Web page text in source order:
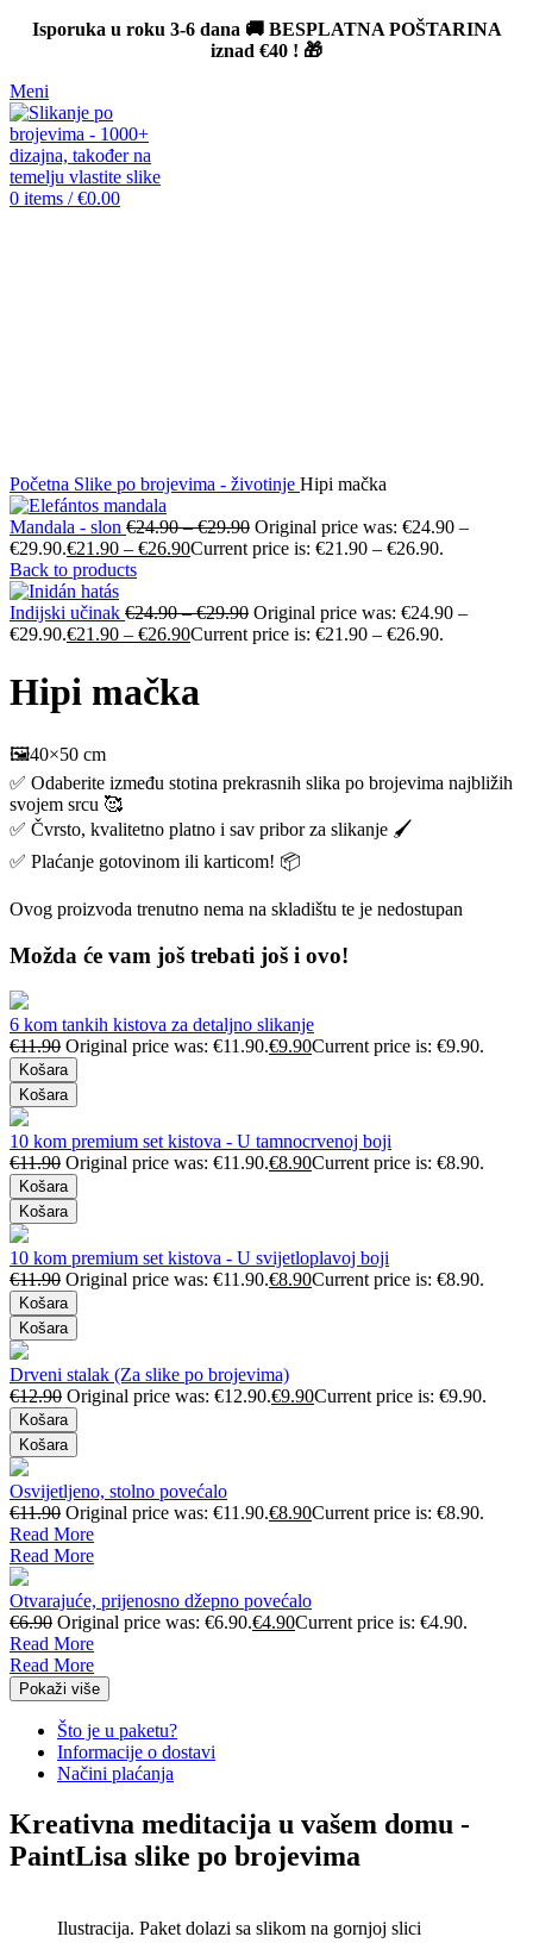
Isporuka u roku 3-6 dana 🚚 BESPLATNA POŠTARINA
iznad €40 ! 🎁
Meni
0 items / €0.00
Početna Slike po brojevima - životinje Hipi mačka
Mandala - slon €24.90–€29.90 Original price was: €24.90 –
€29.90.€21.90 – €26.90Current price is: €21.90 – €26.90.
Back to products
Indijski učinak €24.90–€29.90 Original price was: €24.90 –
€29.90.€21.90 – €26.90Current price is: €21.90 – €26.90.
Hipi mačka
🖼️40×50 cm
✅ Odaberite između stotina prekrasnih slika po brojevima najbližih
svojem srcu 🥰
✅ Čvrsto, kvalitetno platno i sav pribor za slikanje 🖌️
✅ Plaćanje gotovinom ili karticom! 📦
Ovog proizvoda trenutno nema na skladištu te je nedostupan
Možda će vam još trebati još i ovo!
6 kom tankih kistova za detaljno slikanje
€11.90 Original price was: €11.90.€9.90Current price is: €9.90.
Košara
Košara
10 kom premium set kistova - U tamnocrvenoj boji
€11.90 Original price was: €11.90.€8.90Current price is: €8.90.
Košara
Košara
10 kom premium set kistova - U svijetloplavoj boji
€11.90 Original price was: €11.90.€8.90Current price is: €8.90.
Košara
Košara
Drveni stalak (Za slike po brojevima)
€12.90 Original price was: €12.90.€9.90Current price is: €9.90.
Košara
Košara
Osvijetljeno, stolno povećalo
€11.90 Original price was: €11.90.€8.90Current price is: €8.90.
Read More
Read More
Otvarajuće, prijenosno džepno povećalo
€6.90 Original price was: €6.90.€4.90Current price is: €4.90.
Read More
Read More
Pokaži više
Što je u paketu?
Informacije o dostavi
Načini plaćanja
Kreativna meditacija u vašem domu -
PaintLisa slike po brojevima
Ilustracija. Paket dolazi sa slikom na gornjoj slici